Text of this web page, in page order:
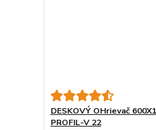
DESKOVÝ OHrievač
PROFIL-V 22